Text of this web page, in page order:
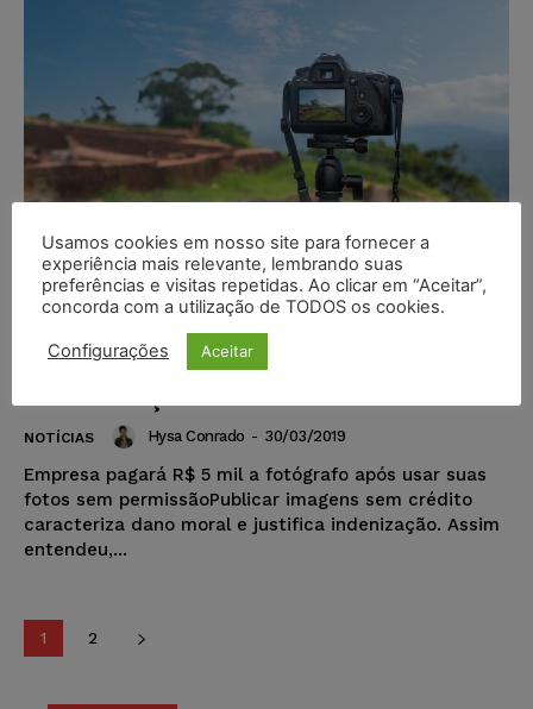
Publicar imagem sem crédito
caracteriza dano moral e justifica
NOTÍCIAS Hysa Conrado - 30/03/2019
Empresa pagará R$ 5 mil a fotógrafo após usar suas
fotos sem permissãoPublicar imagens sem crédito
caracteriza dano moral e justifica indenização. Assim
entendeu,...
1 2
Usamos cookies em nosso site para fornecer a
experiência mais relevante, lembrando suas
preferências e visitas repetidas. Ao clicar em “Aceitar”,
concorda com a utilização de TODOS os cookies.
Configurações Aceitar